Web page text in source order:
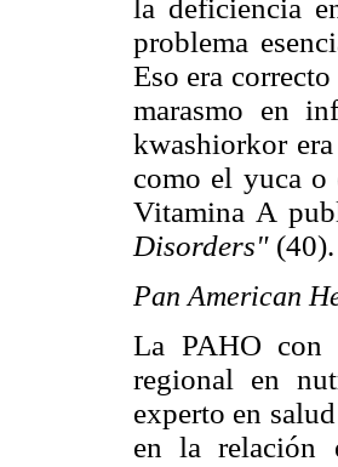
la deficiencia
problema
Eso era
marasmo en
kwashiorkor
como el yuca o
Vitamina A
Disorders" (40).
Pan American
La PAHO con
regional en
experto en
en la relación